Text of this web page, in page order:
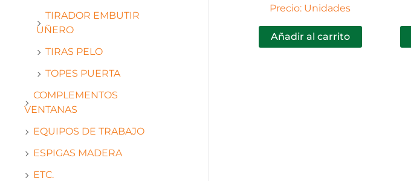
TIRADOR EMBUTIR
UÑERO
TIRAS PELO
TOPES PUERTA
COMPLEMENTOS
VENTANAS
EQUIPOS DE TRABAJO
ESPIGAS MADERA
ETC.
Precio: Unidades
Añadir al carrito